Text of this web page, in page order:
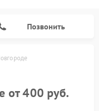
Позвонить
от 400 руб.